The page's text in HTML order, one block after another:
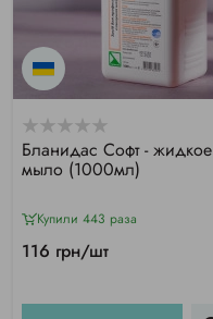
Бланидас Софт - жидкое
мыло (1000мл)
Купили 443 раза
116 грн/шт